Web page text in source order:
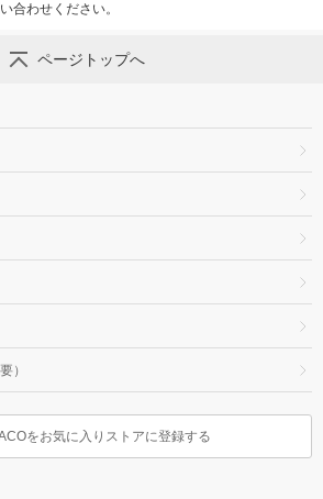
合わせください。
ページトップへ
）
をお気に入りストアに登録する